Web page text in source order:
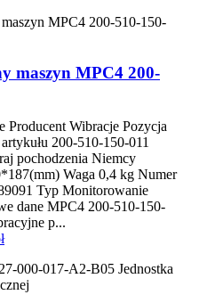
maszyn MPC4 200-
Producent Wibracje Pozycja
200-510-150-011
pochodzenia Niemcy
Waga 0,4 kg Numer
Typ Monitorowanie
dane MPC4 200-510-150-
p...